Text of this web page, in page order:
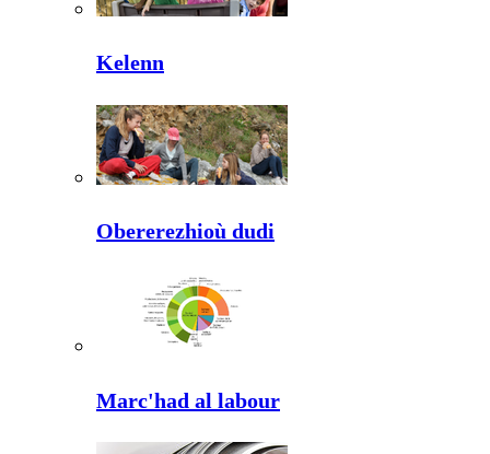
Kelenn
Obererezhioù dudi
Marc'had al labour